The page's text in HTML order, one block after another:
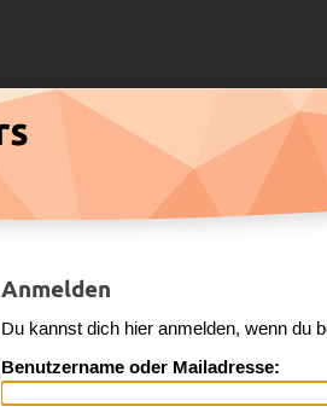
Anmelden
Du kannst dich hier anmelden, wenn du
Benutzername oder Mailadresse: